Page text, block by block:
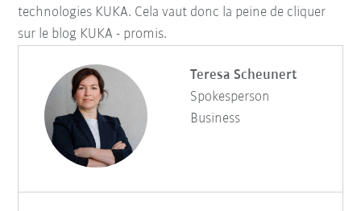
technologies KUKA. Cela vaut donc la peine de cliquer
sur le blog KUKA - promis.
Teresa Scheunert
Spokesperson
Business